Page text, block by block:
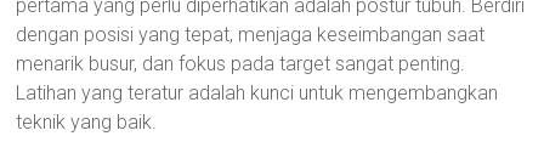
pertama yang perlu diperhatikan adalah postur tubuh. Berdiri
dengan posisi yang tepat, menjaga keseimbangan saat
menarik busur, dan fokus pada target sangat penting.
Latihan yang teratur adalah kunci untuk mengembangkan
teknik yang baik.